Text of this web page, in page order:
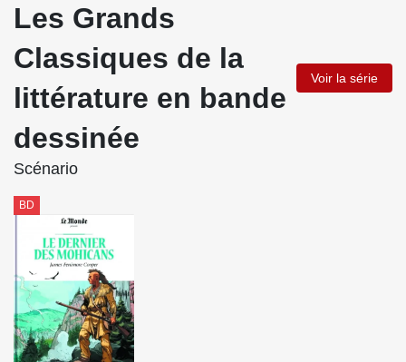
Les Grands
Classiques de la
littérature en bande
dessinée
Voir la série
Scénario
BD